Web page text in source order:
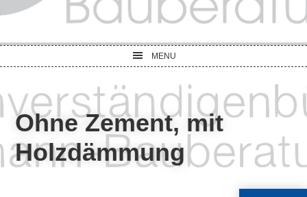
MENU
Ohne Zement, mit
Holzdämmung